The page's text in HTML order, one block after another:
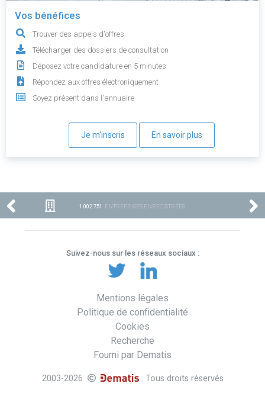
Vos bénéfices
Trouver des appels d'offres
Télécharger des dossiers de consultation
Déposez votre candidature en 5 minutes
Répondez aux offres électroniquement
Soyez présent dans l'annuaire
Je m'inscris En savoir plus
1 002 751 ENTREPRISES ENREGISTRÉES
Suivez-nous sur les réseaux sociaux :
Mentions légales
Politique de confidentialité
Cookies
Recherche
Fourni par Dematis
2003-2026 . Tous droits réservés